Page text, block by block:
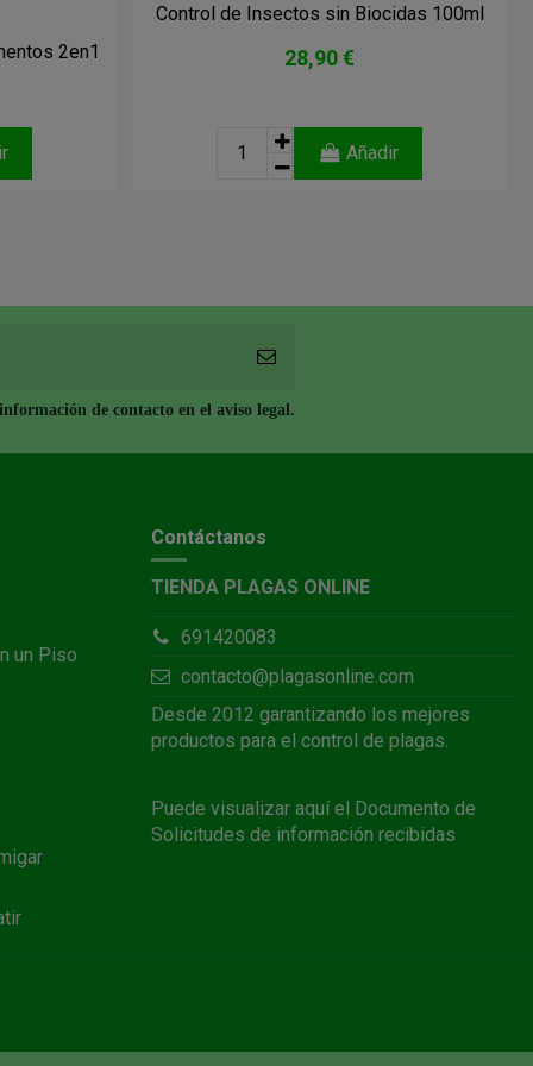
2en1
Control de Insectos sin Biocidas 100ml
28,90 €
Añadir
de contacto en el aviso legal.
un Piso
Contáctanos
TIENDA PLAGAS ONLINE
691420083
contacto@plagasonline.com
Desde 2012 garantizando los mejores
productos para el control de plagas.
Puede visualizar aquíel Documento de
Solicitudes de información recibidas